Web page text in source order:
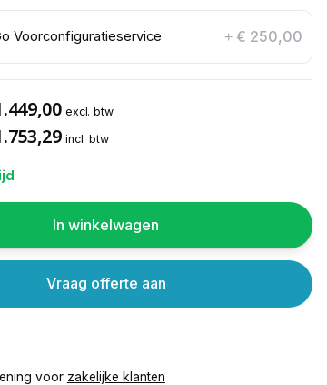
Voorconfiguratieservice + € 250,00
excl. btw
incl. btw
In winkelwagen
Vraag offerte aan
voor zakelijke klanten